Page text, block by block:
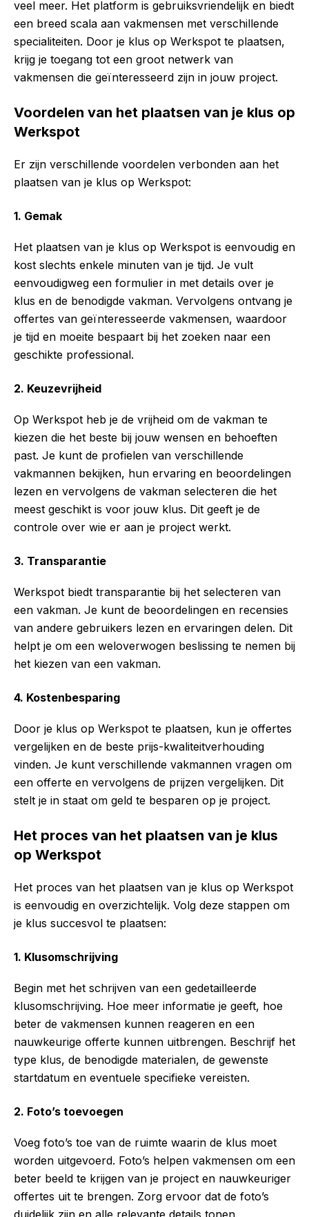
veel meer. Het platform is gebruiksvriendelijk en biedt
een breed scala aan vakmensen met verschillende
specialiteiten. Door je klus op Werkspot te plaatsen,
krijg je toegang tot een groot netwerk van
vakmensen die geïnteresseerd zijn in jouw project.
Voordelen van het plaatsen van je klus op
Werkspot
Er zijn verschillende voordelen verbonden aan het
plaatsen van je klus op Werkspot:
1. Gemak
Het plaatsen van je klus op Werkspot is eenvoudig en
kost slechts enkele minuten van je tijd. Je vult
eenvoudigweg een formulier in met details over je
klus en de benodigde vakman. Vervolgens ontvang je
offertes van geïnteresseerde vakmensen, waardoor
je tijd en moeite bespaart bij het zoeken naar een
geschikte professional.
2. Keuzevrijheid
Op Werkspot heb je de vrijheid om de vakman te
kiezen die het beste bij jouw wensen en behoeften
past. Je kunt de profielen van verschillende
vakmannen bekijken, hun ervaring en beoordelingen
lezen en vervolgens de vakman selecteren die het
meest geschikt is voor jouw klus. Dit geeft je de
controle over wie er aan je project werkt.
3. Transparantie
Werkspot biedt transparantie bij het selecteren van
een vakman. Je kunt de beoordelingen en recensies
van andere gebruikers lezen en ervaringen delen. Dit
helpt je om een weloverwogen beslissing te nemen bij
het kiezen van een vakman.
4. Kostenbesparing
Door je klus op Werkspot te plaatsen, kun je offertes
vergelijken en de beste prijs-kwaliteitverhouding
vinden. Je kunt verschillende vakmannen vragen om
een offerte en vervolgens de prijzen vergelijken. Dit
stelt je in staat om geld te besparen op je project.
Het proces van het plaatsen van je klus
op Werkspot
Het proces van het plaatsen van je klus op Werkspot
is eenvoudig en overzichtelijk. Volg deze stappen om
je klus succesvol te plaatsen:
1. Klusomschrijving
Begin met het schrijven van een gedetailleerde
klusomschrijving. Hoe meer informatie je geeft, hoe
beter de vakmensen kunnen reageren en een
nauwkeurige offerte kunnen uitbrengen. Beschrijf het
type klus, de benodigde materialen, de gewenste
startdatum en eventuele specifieke vereisten.
2. Foto’s toevoegen
Voeg foto’s toe van de ruimte waarin de klus moet
worden uitgevoerd. Foto’s helpen vakmensen om een
beter beeld te krijgen van je project en nauwkeuriger
offertes uit te brengen. Zorg ervoor dat de foto’s